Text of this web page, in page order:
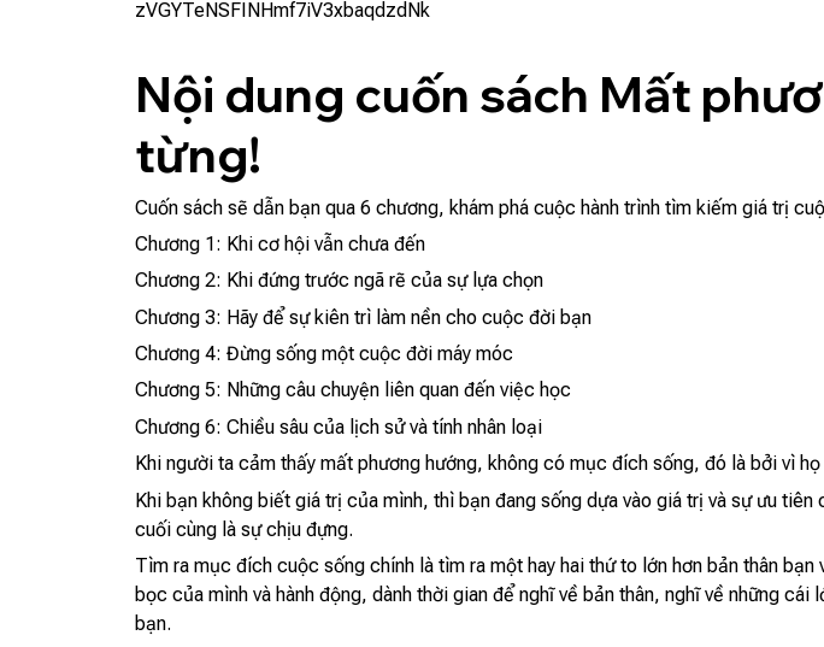
Nội dung cuốn sách Mất
từng!
Cuốn sách sẽ dẫn bạn qua 6 chương, khám phá cuộc hành trình tìm kiếm giá trị
Chương 1: Khi cơ hội vẫn chưa đến
Chương 2: Khi đứng trước ngã rẽ của sự lựa chọn
Chương 3: Hãy để sự kiên trì làm nền cho cuộc đời bạn
Chương 4: Đừng sống một cuộc đời máy móc
Chương 5: Những câu chuyện liên quan đến việc học
Chương 6: Chiều sâu của lịch sử và tính nhân loại
Khi người ta cảm thấy mất phương hướng, không có mục đích sống, đó là bởi vì
Khi bạn không biết giá trị của mình, thì bạn đang sống dựa vào giá trị và sự ưu
cuối cùng là sự chịu đựng.
Tìm ra mục đích cuộc sống chính là tìm ra một hay hai thứ to lớn hơn bản thân
bọc của mình và hành động, dành thời gian để nghĩ về bản thân, nghĩ về những
bạn.